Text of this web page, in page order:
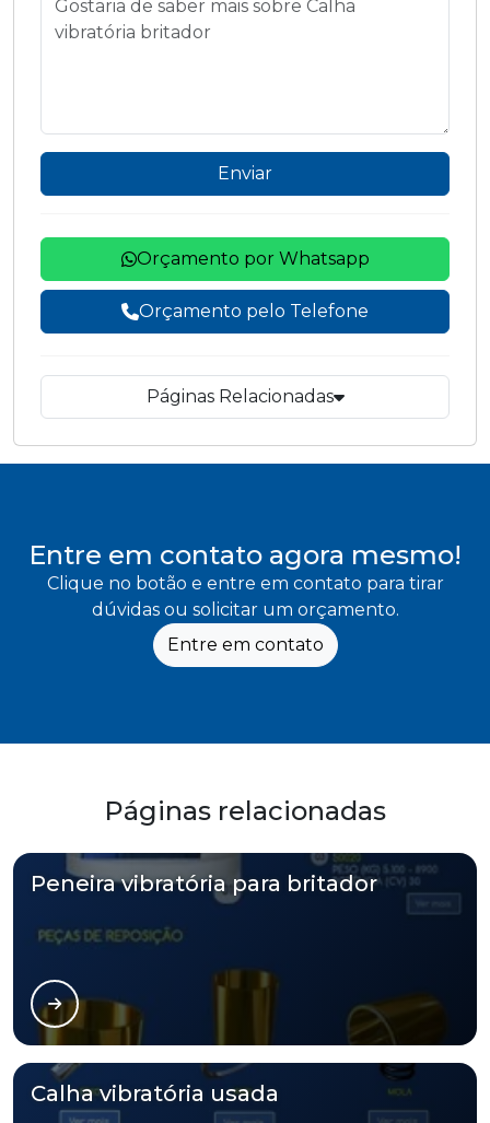
Enviar
Orçamento por Whatsapp
Orçamento pelo Telefone
Páginas Relacionadas
Entre em contato agora mesmo!
Clique no botão e entre em contato para tirar
dúvidas ou solicitar um orçamento.
Entre em contato
Páginas relacionadas
Peneira vibratória para britador
Calha vibratória usada